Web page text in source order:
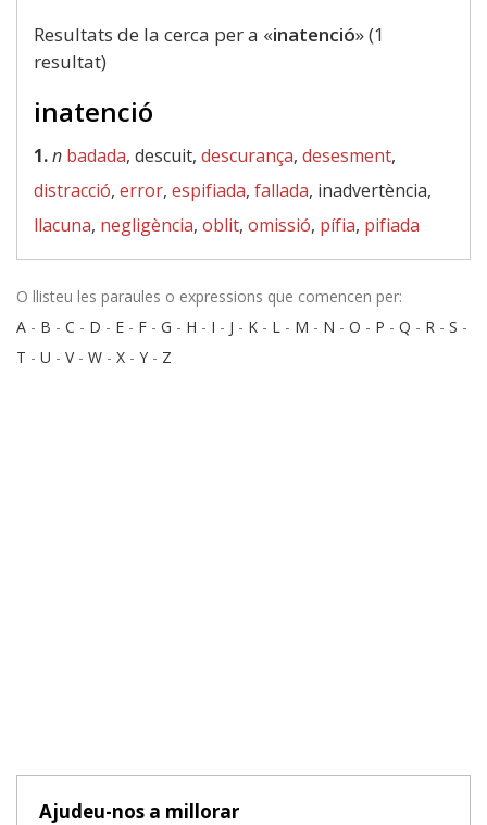
Resultats de la cerca per a «inatenció» (1
resultat)
inatenció
1.n badada, descuit, descurança, desesment,
distracció, error, espifiada, fallada, inadvertència,
llacuna, negligència, oblit, omissió, pífia, pifiada
O llisteu les paraules o expressions que comencen per:
A - B - C - D - E - F - G - H - I - J - K - L - M - N - O - P - Q - R - S -
T - U - V- W - X - Y - Z
Ajudeu-nos a millorar